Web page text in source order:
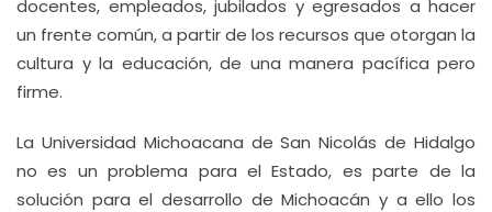
docentes, empleados, jubilados y egresados a hacer
un frente común, a partir de los recursos que otorgan la
cultura y la educación, de una manera pacífica pero
firme.
La Universidad Michoacana de San Nicolás de Hidalgo
no es un problema para el Estado, es parte de la
solución para el desarrollo de Michoacán y a ello los